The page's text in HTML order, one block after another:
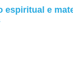
espiritual e